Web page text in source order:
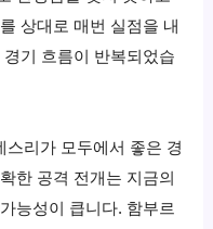
상대로 매번 실점을 내
기 흐름이 반복되었습
리가 모두에서 좋은 경
한 공격 전개는 지금의
능성이 큽니다. 함부르